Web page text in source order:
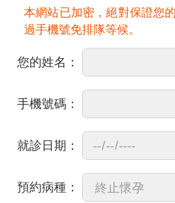
本網站已加密，絕對保證您
過手機號免排隊等候。
您的姓名：
手機號碼：
就診日期：
預約病種：